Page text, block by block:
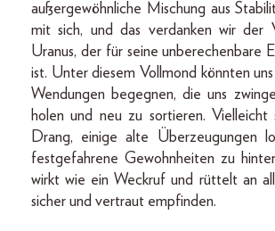
außergewöhnliche Mischung aus
mit sich, und das verdanken wir der
Uranus, der für seine unberechenbare
ist. Unter diesem Vollmond könnten
Wendungen begegnen, die uns
holen und neu zu sortieren. Vielleicht
Drang, einige alte Überzeugungen
festgefahrene Gewohnheiten zu
wirkt wie ein Weckruf und rüttelt an
sicher und vertraut empfinden.